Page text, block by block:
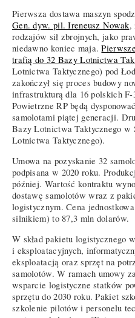
Pierwsza dostawa maszyn
Gen. dyw. pil. Ireneusz Nowak,
rodzajów sił zbrojnych, jako
niedawno koniec maja.
trafią do 32 Bazy Lotnictwa
Lotnictwa Taktycznego) pod
zakończył się proces budowy
infrastrukturą dla 16 polskich
Powietrzne RP będą
samolotami piątej generacji.
Bazy Lotnictwa Taktycznego w
Lotnictwa Taktycznego).
Umowa na pozyskanie 32
podpisana w 2020 roku.
później. Wartość kontraktu
dostawę samolotów wraz z
logistycznym. Cena
silnikiem) to 87,3 mln dolarów.
W skład pakietu logistycznego
i eksploatacyjnych,
eksploatacją oraz sprzęt na
samolotów. W ramach umowy
wsparcie logistyczne statków
sprzętu do 2030 roku. Pakiet
szkolenie pilotów i personelu